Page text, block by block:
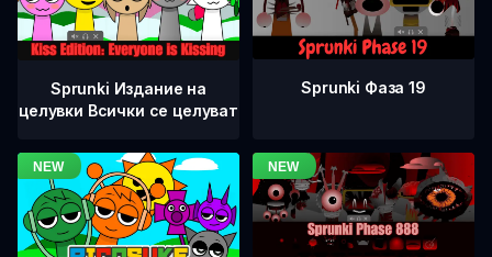
Sprunki Издание на
целувки Всички се целуват
Sprunki Фаза 19